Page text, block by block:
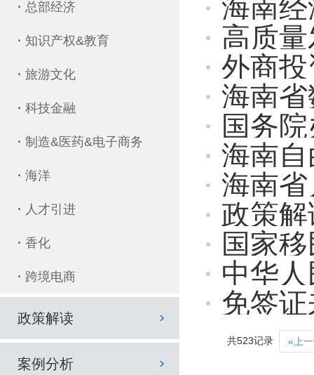
· 总部经济
· 知识产权&教育
· 旅游文化
· 科技金融
· 制造&医药&电子商务
· 海洋
· 人才引进
· 香化
· 跨境电商
政策解读
案例分析
海南
高质量发
外商投
海南省数字
国务院
海南
海南省人民
政策解读 |
国家移民
中华人民
免签
共523记录 «上